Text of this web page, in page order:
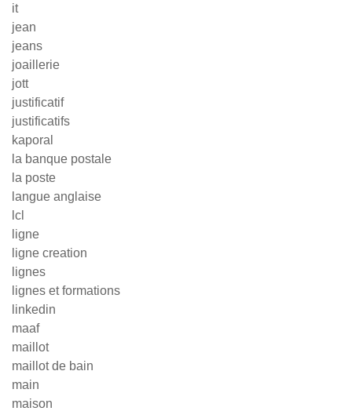
it
jean
jeans
joaillerie
jott
justificatif
justificatifs
kaporal
la banque postale
la poste
langue anglaise
lcl
ligne
ligne creation
lignes
lignes et formations
linkedin
maaf
maillot
maillot de bain
main
maison